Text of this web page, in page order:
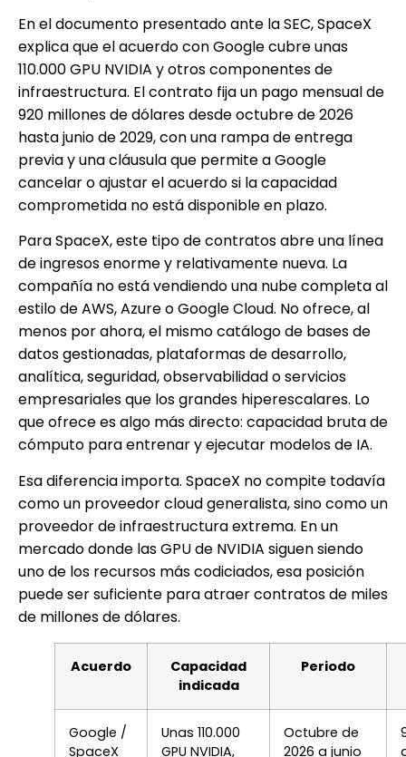
En el documento presentado ante la SEC, SpaceX
explica que el acuerdo con Google cubre unas
110.000 GPU NVIDIA y otros componentes de
infraestructura. El contrato fija un pago mensual de
920 millones de dólares desde octubre de 2026
hasta junio de 2029, con una rampa de entrega
previa y una cláusula que permite a Google
cancelar o ajustar el acuerdo si la capacidad
comprometida no está disponible en plazo.
Para SpaceX, este tipo de contratos abre una línea
de ingresos enorme y relativamente nueva. La
compañía no está vendiendo una nube completa al
estilo de AWS, Azure o Google Cloud. No ofrece, al
menos por ahora, el mismo catálogo de bases de
datos gestionadas, plataformas de desarrollo,
analítica, seguridad, observabilidad o servicios
empresariales que los grandes hiperescalares. Lo
que ofrece es algo más directo: capacidad bruta de
cómputo para entrenar y ejecutar modelos de IA.
Esa diferencia importa. SpaceX no compite todavía
como un proveedor cloud generalista, sino como un
proveedor de infraestructura extrema. En un
mercado donde las GPU de NVIDIA siguen siendo
uno de los recursos más codiciados, esa posición
puede ser suficiente para atraer contratos de miles
de millones de dólares.
Acuerdo
Capacidad
indicada
Periodo
Google /
SpaceX
Unas 110.000
GPU NVIDIA,
Octubre de
2026 a junio